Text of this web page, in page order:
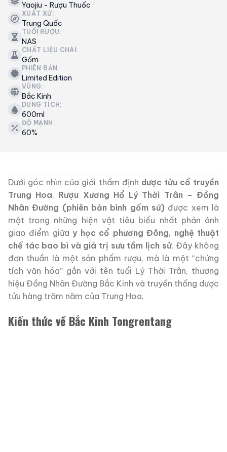
Yaojiu - Rượu Thuốc
XUẤT XỨ:
Trung Quốc
TUỔI RƯỢU:
NAS
CHẤT LIỆU CHAI:
Gốm
PHIÊN BẢN:
Limited Edition
VÙNG:
Bắc Kinh
DUNG TÍCH:
600ml
ĐỘ MẠNH:
60%
Dưới góc nhìn của giới thẩm định dược tửu cổ truyền
Trung Hoa, Rượu Xương Hổ Lý Thời Trân – Đồng
Nhân Đường (phiên bản bình gốm sứ) được xem là
một trong những hiện vật tiêu biểu nhất phản ánh
giao điểm giữa y học cổ phương Đông, nghệ thuật
chế tác bao bì và giá trị sưu tầm lịch sử. Đây không
đơn thuần là một sản phẩm rượu, mà là một “chứng
tích văn hóa” gắn với tên tuổi Lý Thời Trân, thương
hiệu Đồng Nhân Đường Bắc Kinh và truyền thống dược
tửu hàng trăm năm của Trung Hoa.
Kiến thức về Bắc Kinh Tongrentang